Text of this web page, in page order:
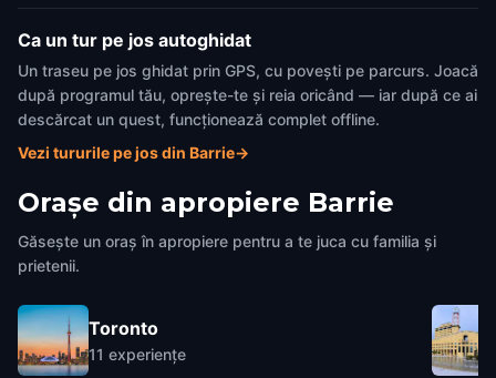
Ca un tur pe jos autoghidat
Un traseu pe jos ghidat prin GPS, cu povești pe parcurs. Joacă
după programul tău, oprește-te și reia oricând — iar după ce ai
descărcat un quest, funcționează complet offline.
Vezi tururile pe jos din Barrie→
Orașe din apropiere Barrie
Găsește un oraș în apropiere pentru a te juca cu familia și
prietenii.
Toronto
11 experiențe